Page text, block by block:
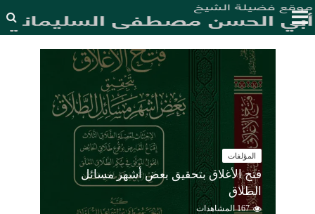
المؤلفات
فتح الأغلاق بتحقيق بعض أشهر مسائل
الطلاق
167 المشاهدات